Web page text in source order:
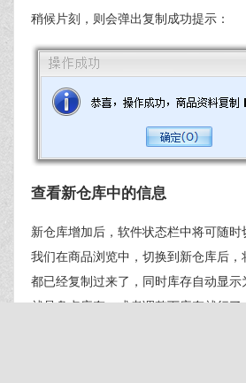
稍候片刻，则会弹出复制成功提示：
查看新仓库中的信息
新仓库增加后，软件状态栏中将可随时
我们在商品浏览中，切换到新仓库后
都已经复制过来了，同时库存自动显示
就是盘点库存，或者调整下库存就行了